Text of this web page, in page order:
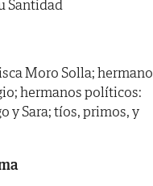
Santidad
Moro Solla;
hermanos políticos:
y Sara; tíos, primos, y